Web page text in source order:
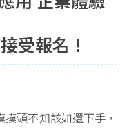
受報名！
頭不知該如還下手，